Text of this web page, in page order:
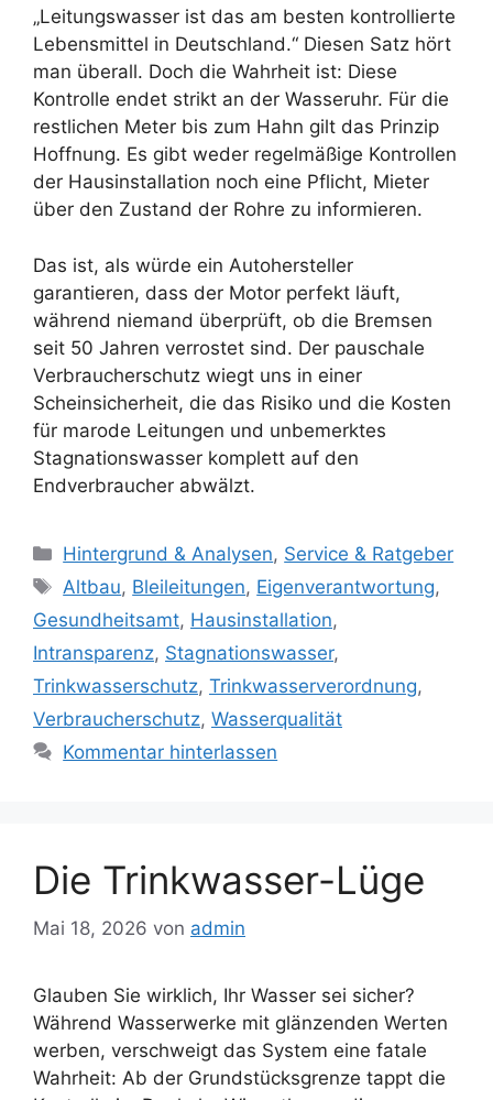
„Leitungswasser ist das am besten kontrollierte
Lebensmittel in Deutschland.“ Diesen Satz hört
man überall. Doch die Wahrheit ist: Diese
Kontrolle endet strikt an der Wasseruhr. Für die
restlichen Meter bis zum Hahn gilt das Prinzip
Hoffnung. Es gibt weder regelmäßige Kontrollen
der Hausinstallation noch eine Pflicht, Mieter
über den Zustand der Rohre zu informieren.
Das ist, als würde ein Autohersteller
garantieren, dass der Motor perfekt läuft,
während niemand überprüft, ob die Bremsen
seit 50 Jahren verrostet sind. Der pauschale
Verbraucherschutz wiegt uns in einer
Scheinsicherheit, die das Risiko und die Kosten
für marode Leitungen und unbemerktes
Stagnationswasser komplett auf den
Endverbraucher abwälzt.
Kategorien
Hintergrund & Analysen, Service & Ratgeber
Schlagwörter
Altbau, Bleileitungen, Eigenverantwortung,
Gesundheitsamt, Hausinstallation,
Intransparenz, Stagnationswasser,
Trinkwasserschutz, Trinkwasserverordnung,
Verbraucherschutz, Wasserqualität
Kommentar hinterlassen
Die Trinkwasser-Lüge
Mai 18, 2026 von admin
Glauben Sie wirklich, Ihr Wasser sei sicher?
Während Wasserwerke mit glänzenden Werten
werben, verschweigt das System eine fatale
Wahrheit: Ab der Grundstücksgrenze tappt die